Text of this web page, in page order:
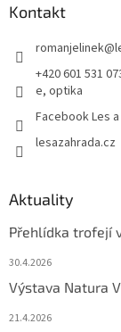
Kontakt
romanjelinek@
+420 601 531
e, optika
Facebook Les
lesazahrada.cz
Aktuality
Přehlídka trofejí
30.4.2026
Výstava Natura
21.4.2026